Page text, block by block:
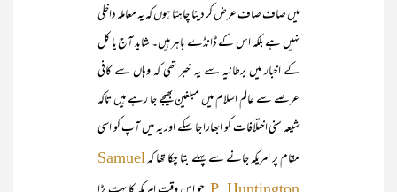
میں صاف صاف عرض کر دینا چاہتا ہوں کہ یہ معاملہ داخلی
نہیں ہے بلکہ اس کے ڈانڈے باہر ہیں۔ شاید آج یا کل
کے اخبار میں برطانیہ سے یہ خبر تھی کہ وہاں سے کافی
عرصے سے عالم اسلام میں مبلغین بھیجے جا رہے ہیں تاکہ
شیعہ سنی اختلافات کو ابھارا جا سکے اور یہ میں آپ کو اسی
مقام پر امریکہ جانے سے پہلے بتا چکا تھا کہSamuel
P. Huntington